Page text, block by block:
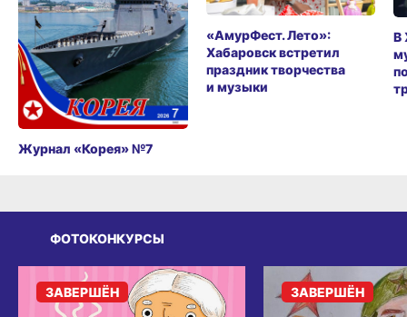
Журнал «Корея» №7
«АмурФест. Лето»:
Хабаровск встретил
праздник творчества
и музыки
В
ФОТОКОНКУРСЫ
ЗАВЕРШЁН ЗАВЕРШЁН